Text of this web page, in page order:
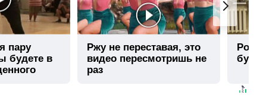
пару
будете в
Ржу не переставая, это
видео пересмотришь не
раз